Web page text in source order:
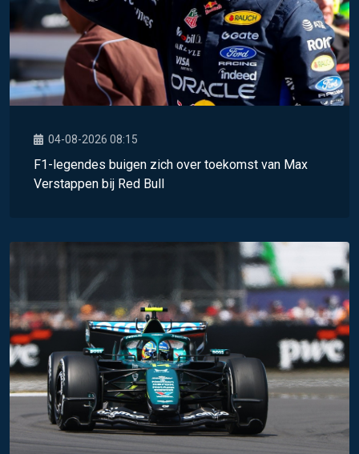
04-08-2026 08:15
F1-legendes buigen zich over toekomst van Max
Verstappen bij Red Bull